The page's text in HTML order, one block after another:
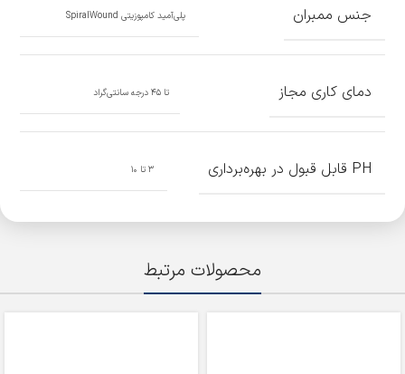
جنس ممبران پلی‌آمید کامپوزیتی SpiralWound
دمای کاری مجاز تا ۴۵ درجه سانتی‌گراد
محصولات مرتبط